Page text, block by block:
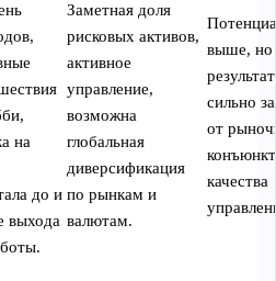
на
до и
выхода
Заметная доля
рисковых активов,
активное
управление,
возможна
глобальная
диверсификация
по рынкам и
валютам.
выше, но
сильно
от
качества